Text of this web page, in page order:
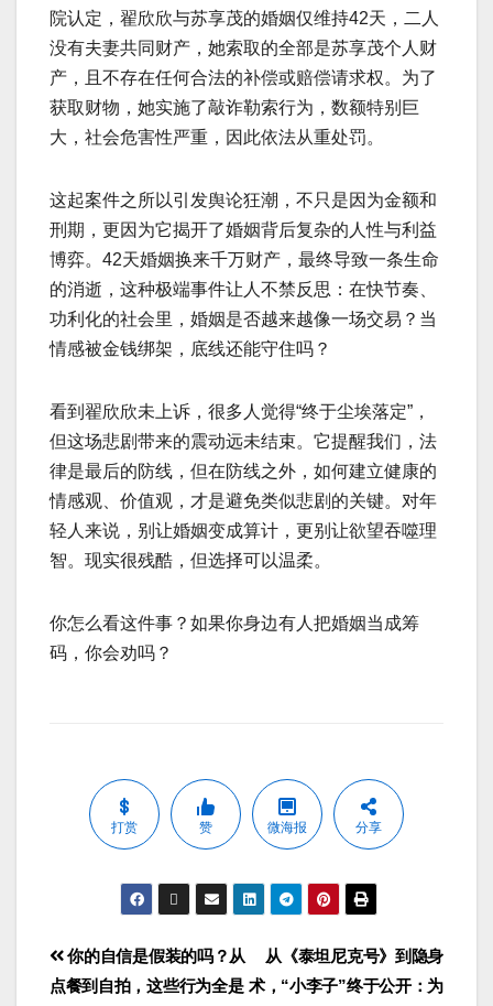
院认定，翟欣欣与苏享茂的婚姻仅维持42天，二人
没有夫妻共同财产，她索取的全部是苏享茂个人财
产，且不存在任何合法的补偿或赔偿请求权。为了
获取财物，她实施了敲诈勒索行为，数额特别巨
大，社会危害性严重，因此依法从重处罚。
这起案件之所以引发舆论狂潮，不只是因为金额和
刑期，更因为它揭开了婚姻背后复杂的人性与利益
博弈。42天婚姻换来千万财产，最终导致一条生命
的消逝，这种极端事件让人不禁反思：在快节奏、
功利化的社会里，婚姻是否越来越像一场交易？当
情感被金钱绑架，底线还能守住吗？
看到翟欣欣未上诉，很多人觉得“终于尘埃落定”，
但这场悲剧带来的震动远未结束。它提醒我们，法
律是最后的防线，但在防线之外，如何建立健康的
情感观、价值观，才是避免类似悲剧的关键。对年
轻人来说，别让婚姻变成算计，更别让欲望吞噬理
智。现实很残酷，但选择可以温柔。
你怎么看这件事？如果你身边有人把婚姻当成筹
码，你会劝吗？
打赏 赞 微海报 分享
从《泰坦尼克号》到隐身
术，“小李子”终于公开：为
你的自信是假装的吗？从
点餐到自拍，这些行为全是